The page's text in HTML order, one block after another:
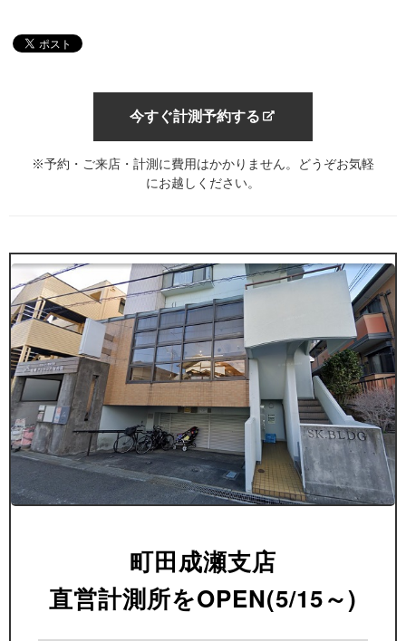
今すぐ計測予約する
※予約・ご来店・計測に費用はかかりません。どうぞお気軽
にお越しください。
町田成瀬支店
直営計測所をOPEN(5/15～)